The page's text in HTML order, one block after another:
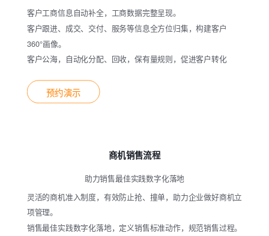
客户工商信息自动补全，工商数据完整呈现。
客户跟进、成交、交付、服务等信息全方位归集，构建客户
360°画像。
客户公海，自动化分配、回收，保有量规则，促进客户转化
预约演示
商机销售流程
助力销售最佳实践数字化落地
灵活的商机准入制度，有效防止抢、撞单，助力企业做好商机立
项管理。
销售最佳实践数字化落地，定义销售标准动作，规范销售过程。